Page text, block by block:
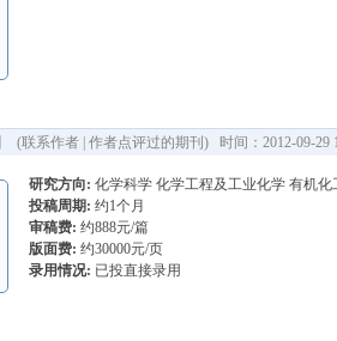
(联系作者| 作者点评过的期刊 ) 时间：2012-09-29
研究方向: 化学科学 化学工程及工业化学 有机化
投稿周期: 约1个月
审稿费: 约888元/篇
版面费: 约30000元/页
录用情况: 已投直接录用